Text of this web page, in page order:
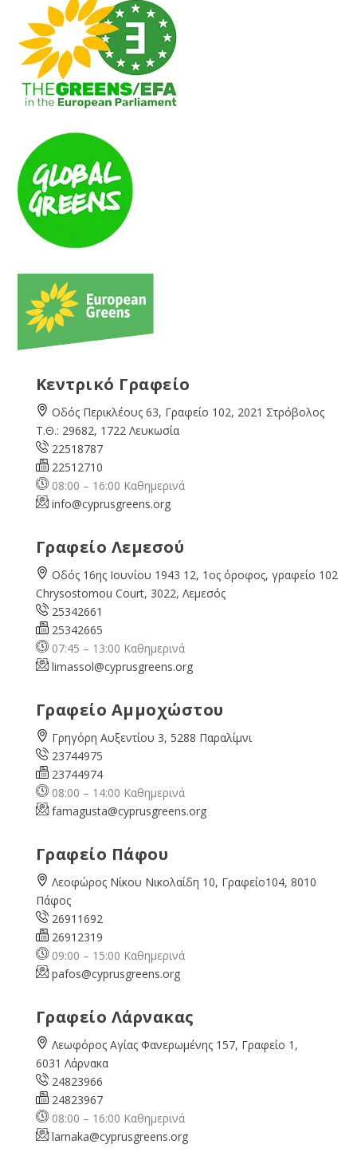
Κεντρικό Γραφείο
Οδός Περικλέους 63, Γραφείο 102, 2021 Στρόβολος
Τ.Θ.: 29682, 1722 Λευκωσία
22518787
22512710
08:00 – 16:00 Καθημερινά
info@cyprusgreens.org
Γραφείο Λεμεσού
Οδός 16ης Ιουνίου 1943 12, 1ος όροφος, γραφείο 102
Chrysostomou Court, 3022, Λεμεσός
25342661
25342665
07:45 – 13:00 Καθημερινά
limassol@cyprusgreens.org
Γραφείο Αμμοχώστου
Γρηγόρη Αυξεντίου 3, 5288 Παραλίμνι
23744975
23744974
08:00 – 14:00 Καθημερινά
famagusta@cyprusgreens.org
Γραφείο Πάφου
Λεοφώρος Νίκου Νικολαίδη 10, Γραφείο104, 8010
Πάφος
26911692
26912319
09:00 – 15:00 Καθημερινά
pafos@cyprusgreens.org
Γραφείο Λάρνακας
Λεωφόρος Αγίας Φανερωμένης 157, Γραφείο 1,
6031 Λάρνακα
24823966
24823967
08:00 – 16:00 Καθημερινά
larnaka@cyprusgreens.org